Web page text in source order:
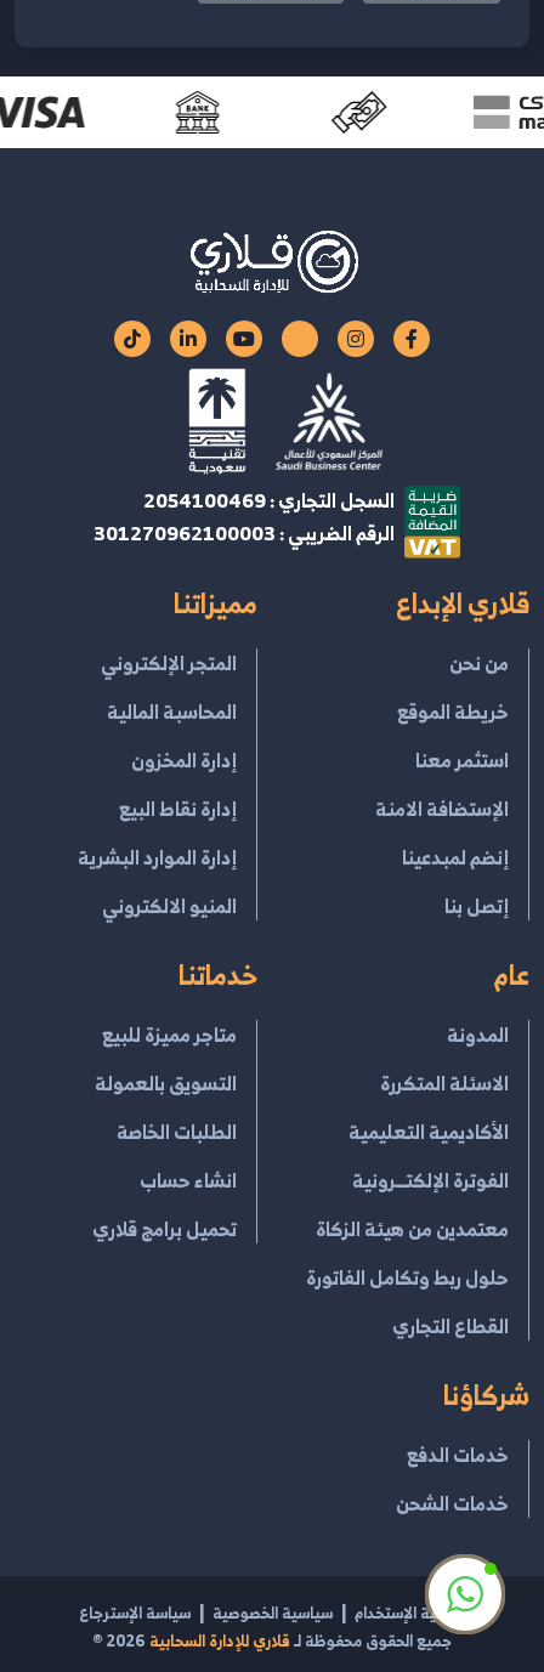
السجل التجاري : 2054100469
الرقم الضريبي : 301270962100003
قلاري الإبداع
من نحن
خريطة الموقع
استثمر معنا
الإستضافة الامنة
إنضم لمبدعينا
إتصل بنا
مميزاتنا
المتجر الإلكتروني
المحاسبة المالية
إدارة المخزون
إدارة نقاط البيع
إدارة الموارد البشرية
المنيو الالكتروني
عام
المدونة
الاسئلة المتكررة
الأكاديمية التعليمية
الفوترة الإلكتــرونية
معتمدين من هيئة الزكاة
حلول ربط وتكامل الفاتورة
القطاع التجاري
خدماتنا
متاجر مميزة للبيع
التسويق بالعمولة
الطلبات الخاصة
انشاء حساب
تحميل برامج قلاري
شركاؤنا
خدمات الدفع
خدمات الشحن
إتفاقية الإستخدام سياسية الخصوصية
سياسة الإسترجاع
جميع الحقوق محفوظة لـقلاري للإدارة السحابية 2026
®